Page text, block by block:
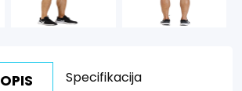
OPIS Specifikacija